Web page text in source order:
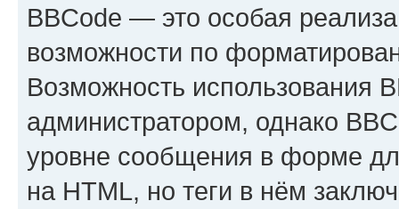
BBCode — это особая
возможности по
Возможность использования
администратором, однако
уровне сообщения в форме
на HTML, но теги в нём